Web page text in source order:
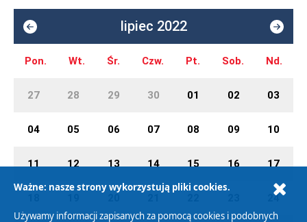
lipiec 2022
Pon. Wt. Śr. Czw. Pt. Sob. Nd.
27 28 29 30 01 02 03
04 05 06 07 08 09 10
11 12 13 14 15 16 17
24
Ważne: nasze strony wykorzystują pliki cookies.
Używamy informacji zapisanych za pomocą cookies i podobnych